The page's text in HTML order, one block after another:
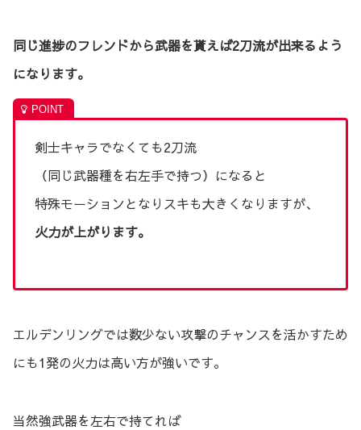
同じ進捗のフレンドから武器を貰えば2刀流が出来るよう
になります。
剣士キャラでなくても2刀流
（同じ武器種を右左手で持つ）になると
特殊モーションとなりスキも大きくなりますが、
火力が上がります。
エルデンリングでは数少ない攻撃のチャンスを活かすため
にも1発の火力は高い方が強いです。
当然強武器を左右で持てれば